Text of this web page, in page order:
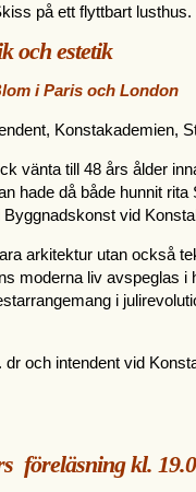
på ett flyttbart lusthus.
och estetik
i Paris och London
Konstakademien,
vänta till 48 års ålder
hade då både hunnit
vid
arkitektur utan också
moderna liv avspeglas i
i
och intendent vid
föreläsning kl.